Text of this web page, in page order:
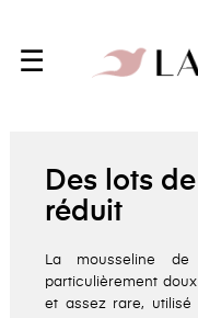
Basculer
☰
Des lots
réduit
La mousseline
particulièrement
et assez rare, utilisé